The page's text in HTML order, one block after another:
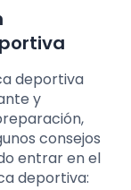
deportiva
y
consejos
entrar en el
deportiva: